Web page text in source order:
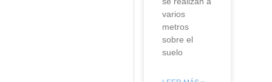
varios
metros
sobre el
suelo